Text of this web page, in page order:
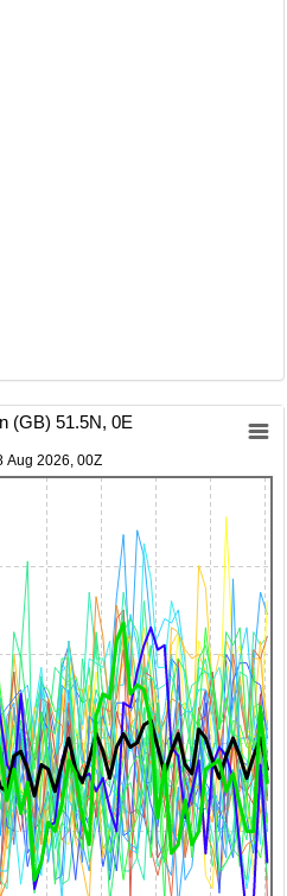
Sat, 8 Aug 2026, 00Z
(GB) 51.5N, 0E